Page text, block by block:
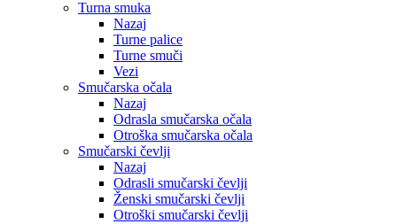
Turna smuka
Nazaj
Turne palice
Turne smuči
Vezi
Smučarska očala
Nazaj
Odrasla smučarska očala
Otroška smučarska očala
Smučarski čevlji
Nazaj
Odrasli smučarski čevlji
Ženski smučarski čevlji
Otroški smučarski čevlji